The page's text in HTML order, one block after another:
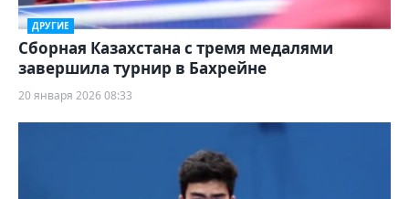
ДРУГИЕ
Сборная Казахстана с тремя медалями
завершила турнир в Бахрейне
20 января 2026 08:33